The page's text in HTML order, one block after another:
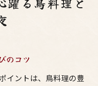
のコツ
イントは、鳥料理の豊